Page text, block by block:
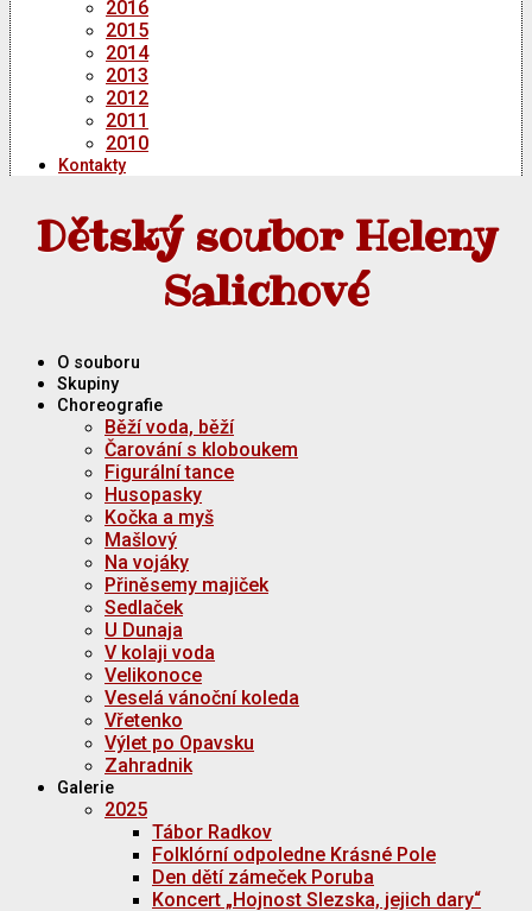
2016
2015
2014
2013
2012
2011
2010
Kontakty
Dětský soubor Heleny
Salichové
O souboru
Skupiny
Choreografie
Běží voda, běží
Čarování s kloboukem
Figurální tance
Husopasky
Kočka a myš
Mašlový
Na vojáky
Přiněsemy majiček
Sedlaček
U Dunaja
V kolaji voda
Velikonoce
Veselá vánoční koleda
Vřetenko
Výlet po Opavsku
Zahradnik
Galerie
2025
Tábor Radkov
Folklórní odpoledne Krásné Pole
Den dětí zámeček Poruba
Koncert „Hojnost Slezska, jejich dary“